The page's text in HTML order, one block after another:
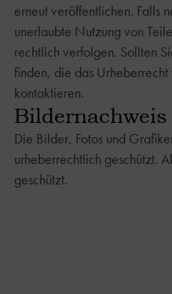
erneut veröffentlichen. Falls
unerlaubte Nutzung von
rechtlich verfolgen. Sollten
finden, die das
kontaktieren.
Bildernachweis
Die Bilder, Fotos und
urheberrechtlich geschützt.
geschützt.